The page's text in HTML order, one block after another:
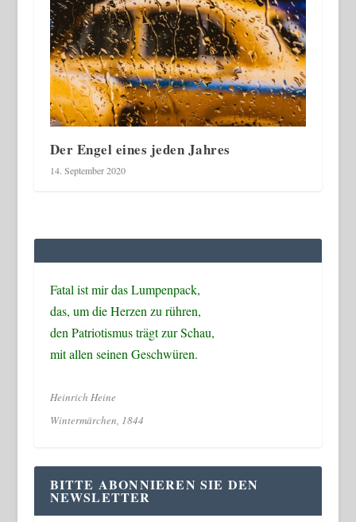
Der Engel eines jeden Jahres
14. September 2020
Fatal ist mir das Lumpenpack,
das, um die Herzen zu rühren,
den Patriotismus trägt zur Schau,
mit allen seinen Geschwüren.
Heinrich Heine
Wintermärchen, 1844
BITTE ABONNIEREN SIE DEN
NEWSLETTER